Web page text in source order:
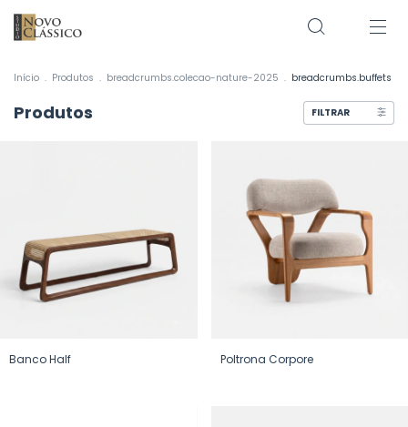
Início . Produtos . breadcrumbs.colecao-nature-2025 . breadcrumbs.buffets
Produtos FILTRAR
Banco Half Poltrona Corpore